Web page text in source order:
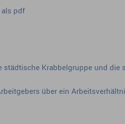
pdf
städtische Krabbelgruppe und die
über ein